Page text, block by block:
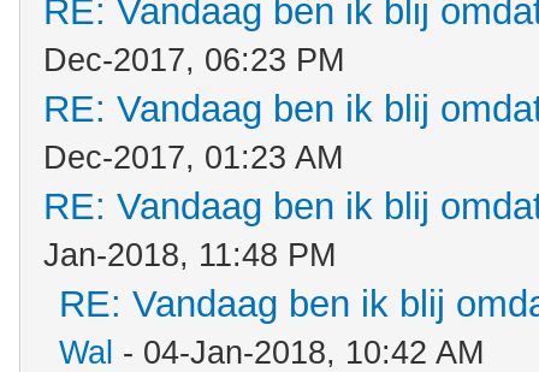
RE: Vandaag ben ik blij
Dec-2017, 06:23 PM
RE: Vandaag ben ik blij
Dec-2017, 01:23 AM
RE: Vandaag ben ik blij
Jan-2018, 11:48 PM
RE: Vandaag ben ik blij
Wal - 04-Jan-2018, 10:42 AM